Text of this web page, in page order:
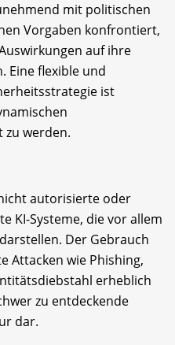
mit politischen
Vorgaben konfrontiert,
auf ihre
Eine flexible und
ist
zu werden.
autorisierte oder
KI-Systeme, die vor allem
Der Gebrauch
Attacken wie Phishing,
erheblich
zu entdeckende
dar.